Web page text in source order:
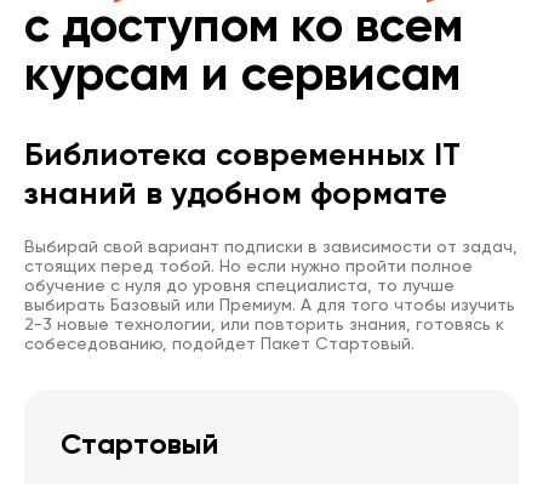
с доступом ко всем
курсам и сервисам
Библиотека современных IT
знаний в удобном формате
Выбирай свой вариант подписки в зависимости от задач,
стоящих перед тобой. Но если нужно пройти полное
обучение с нуля до уровня специалиста, то лучше
выбирать Базовый или Премиум. А для того чтобы изучить
2-3 новые технологии, или повторить знания, готовясь к
собеседованию, подойдет Пакет Стартовый.
Стартовый